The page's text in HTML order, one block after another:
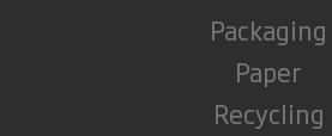
Packaging
Paper
Recycling